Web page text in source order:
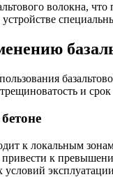
волокна,
и
к локальным
к